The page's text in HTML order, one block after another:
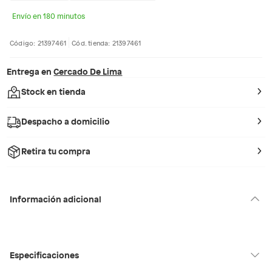
Envío en 180 minutos
Código: 21397461 Cód. tienda: 21397461
Entrega en Cercado De Lima
Stock en tienda
Despacho a domicilio
Retira tu compra
Información adicional
Especificaciones